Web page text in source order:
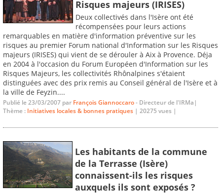
Risques majeurs (IRISES)
Deux collectivés dans l'Isère ont été
récompensées pour leurs actions
remarquables en matière d'information préventive sur les
risques au premier Forum national d'Information sur les Risques
majeurs (IRISES) qui vient de se dérouler à Aix à Provence. Déja
en 2004 à l'occasion du Forum Européen d'Information sur les
Risques Majeurs, les collectivités Rhônalpines s'étaient
distinguées avec des prix remis au Conseil général de l'Isère et à
la ville de Feyzin....
Publié le 23/03/2007 par François Giannoccaro- Directeur de l'IRMa|
Thème : Initiatives locales & bonnes pratiques | 20275 vues |
Les habitants de la commune
de la Terrasse (Isère)
connaissent-ils les risques
auxquels ils sont exposés ?